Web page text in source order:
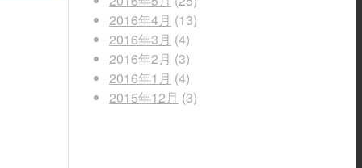
2016年4月 (13)
2016年3月 (4)
2016年2月 (3)
2016年1月 (4)
2015年12月 (3)